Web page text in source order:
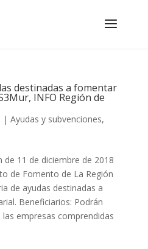
destinadas a fomentar
INFO Región de
| Ayudas y subvenciones,
de 11 de diciembre de 2018
de Fomento de La Región
de ayudas destinadas a
Beneficiarios: Podrán
empresas comprendidas